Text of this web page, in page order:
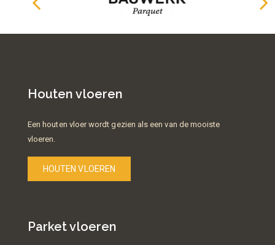
Houten vloeren
Een houten vloer wordt gezien als een van de mooiste
vloeren.
HOUTEN VLOEREN
Parket vloeren